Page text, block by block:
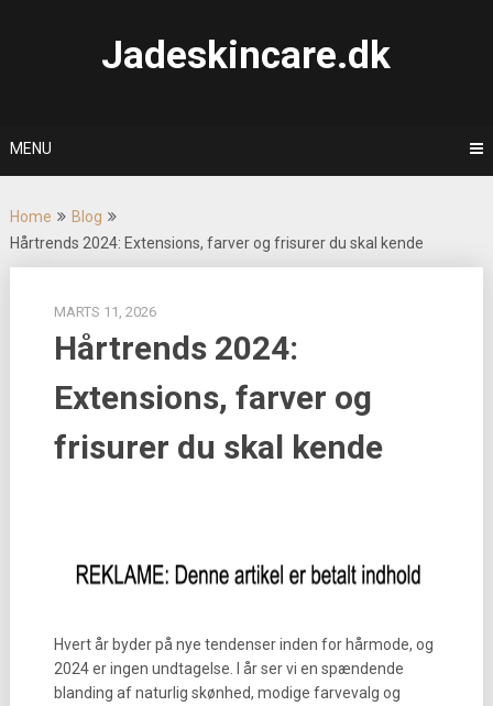
Jadeskincare.dk
MENU
Home
Blog
Hårtrends 2024: Extensions, farver og frisurer du skal kende
MARTS 11, 2026
Hårtrends 2024:
Extensions, farver og
frisurer du skal kende
Hvert år byder på nye tendenser inden for hårmode, og
2024 er ingen undtagelse. I år ser vi en spændende
blanding af naturlig skønhed, modige farvevalg og